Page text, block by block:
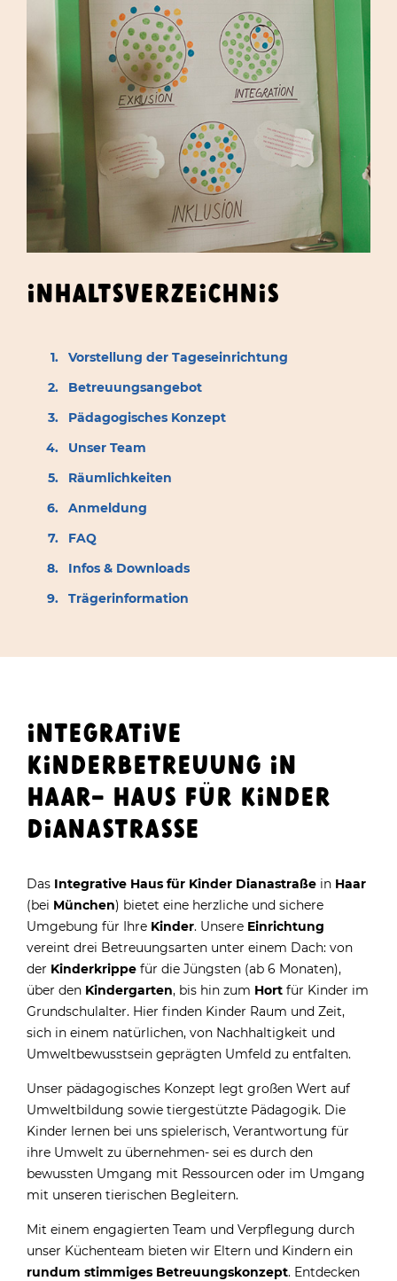
INHALTSVERZEICHNIS
Vorstellung der Tageseinrichtung
Betreuungsangebot
Pädagogisches Konzept
Unser Team
Räumlichkeiten
Anmeldung
FAQ
Infos & Downloads
Trägerinformation
INTEGRATIVE
KINDERBETREUUNG IN
HAAR- HAUS FÜR KINDER
DIANASTRASSE
Das Integrative Haus für Kinder Dianastraße in Haar
(bei München) bietet eine herzliche und sichere
Umgebung für Ihre Kinder. Unsere Einrichtung
vereint drei Betreuungsarten unter einem Dach: von
der Kinderkrippe für die Jüngsten (ab 6 Monaten),
über den Kindergarten, bis hin zum Hort für Kinder im
Grundschulalter. Hier finden Kinder Raum und Zeit,
sich in einem natürlichen, von Nachhaltigkeit und
Umweltbewusstsein geprägten Umfeld zu entfalten.
Unser pädagogisches Konzept legt großen Wert auf
Umweltbildung sowie tiergestützte Pädagogik. Die
Kinder lernen bei uns spielerisch, Verantwortung für
ihre Umwelt zu übernehmen- sei es durch den
bewussten Umgang mit Ressourcen oder im Umgang
mit unseren tierischen Begleitern.
Mit einem engagierten Team und Verpflegung durch
unser Küchenteam bieten wir Eltern und Kindern ein
rundum stimmiges Betreuungskonzept. Entdecken